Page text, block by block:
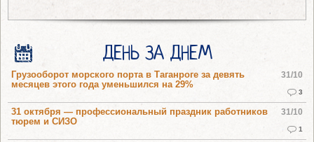
ДЕНЬ ЗА ДНЕМ
31/10
3
Грузооборот морского порта в Таганроге за девять
месяцев этого года уменьшился на 29%
31/10
1
31 октября — профессиональный праздник работников
тюрем и СИЗО